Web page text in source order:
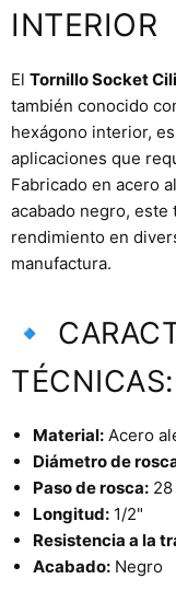
INTERIOR
El Tornillo Socket
también conocido
hexágono interior,
aplicaciones que
Fabricado en acero
acabado negro,
rendimiento en
manufactura.
🔹
TÉCNICAS:
Material: Acero
Diámetro de
Paso de rosca:
Longitud: 1/2"
Resistencia a la
Acabado: Negro